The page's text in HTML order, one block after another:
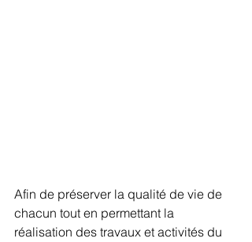
Afin de préserver la qualité de vie de
chacun tout en permettant la
réalisation des travaux et activités du